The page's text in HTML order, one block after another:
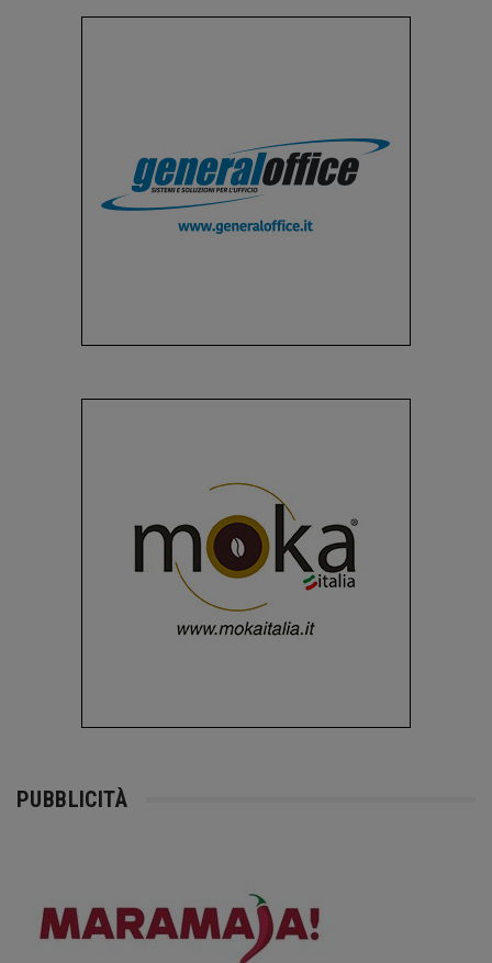
PUBBLICITÀ